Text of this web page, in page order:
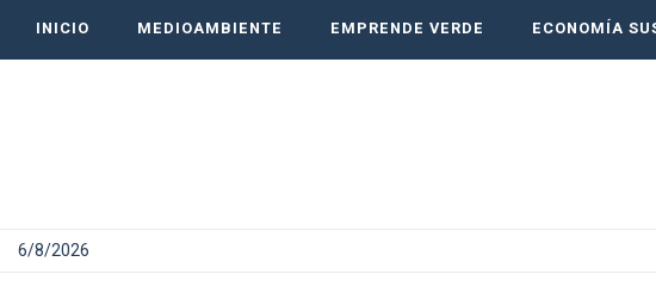
INICIO MEDIOAMBIENTE EMPRENDE VERDE ECONOMÍA
6/8/2026